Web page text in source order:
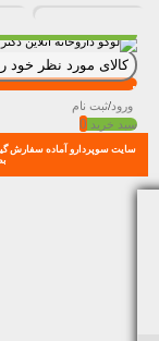
ورود/ثبت نام
سبد خرید 0
سایت سوپردارو آماده سفارش